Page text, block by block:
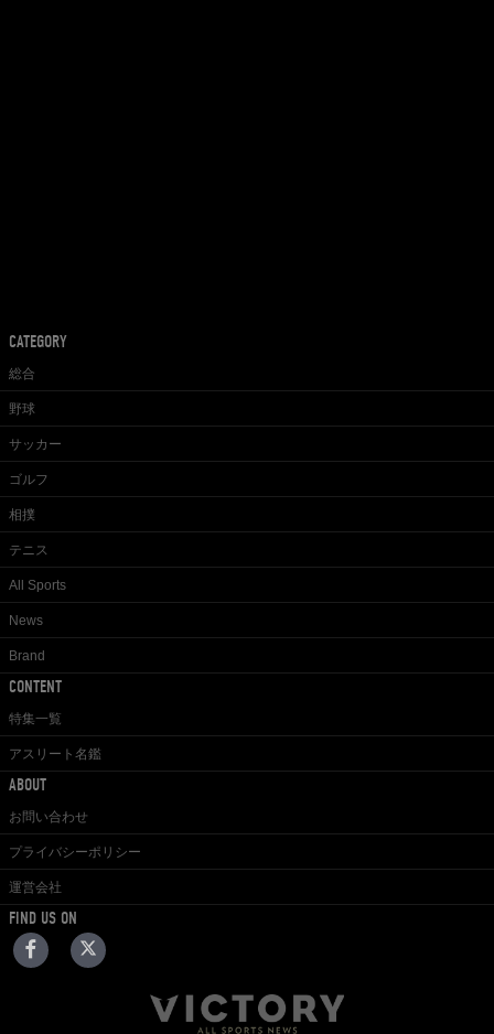
CATEGORY
総合
野球
サッカー
ゴルフ
相撲
テニス
All Sports
News
Brand
CONTENT
特集一覧
アスリート名鑑
ABOUT
お問い合わせ
プライバシーポリシー
運営会社
FIND US ON